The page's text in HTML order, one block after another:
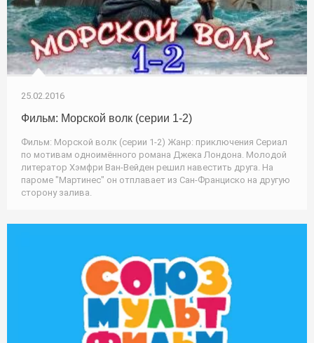
25.02.2016
Фильм: Морской волк (серии 1-2)
Фильм: Морской волк (серии 1-2) Жанр: приключения Сериал
по мотивам одноимённого романа Джека Лондона. Молодой
литератор Хэмфри Ван-Вейден решил навестить друга. На
пароме "Мартинес" он отплавает из Сан-Франциско на другую
сторону залива.